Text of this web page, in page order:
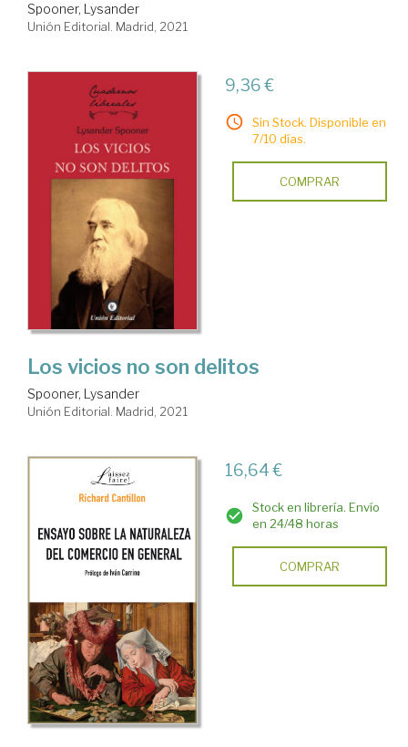
Spooner, Lysander
Unión Editorial. Madrid, 2021
9,36 €
Sin Stock. Disponible en
7/10 días.
COMPRAR
Los vicios no son delitos
Spooner, Lysander
Unión Editorial. Madrid, 2021
16,64 €
Stock en librería. Envío
en 24/48 horas
COMPRAR